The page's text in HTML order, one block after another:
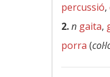
percussió,
2.n gaita,
porra (